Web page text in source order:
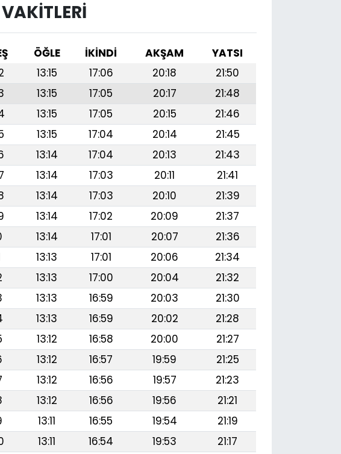
ÖĞLE İKINDI AKŞAM
YATSI
13:15 17:06 20:18
21:50
13:15 17:05 20:17
21:48
13:15 17:05 20:15
21:46
13:15 17:04 20:14
21:45
13:14 17:04 20:13
21:43
13:14 17:03 20:11
21:41
13:14 17:03 20:10
21:39
13:14 17:02 20:09
21:37
13:14 17:01 20:07
21:36
13:13 17:01 20:06
21:34
13:13 17:00 20:04
21:32
13:13 16:59 20:03
21:30
13:13 16:59 20:02
21:28
13:12 16:58 20:00
21:27
13:12 16:57 19:59
21:25
13:12 16:56 19:57
21:23
13:12 16:56 19:56
21:21
13:11 16:55 19:54
21:19
13:11 16:54 19:53
21:17